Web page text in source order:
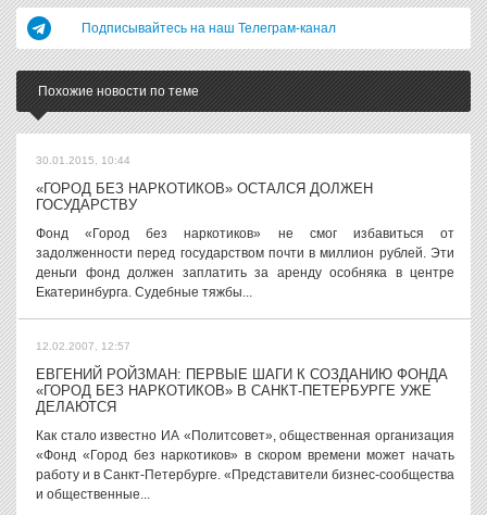
Подписывайтесь на наш Телеграм-канал
Похожие новости по теме
30.01.2015, 10:44
«ГОРОД БЕЗ НАРКОТИКОВ» ОСТАЛСЯ ДОЛЖЕН
ГОСУДАРСТВУ
Фонд «Город без наркотиков» не смог избавиться от
задолженности перед государством почти в миллион рублей. Эти
деньги фонд должен заплатить за аренду особняка в центре
Екатеринбурга. Судебные тяжбы...
12.02.2007, 12:57
ЕВГЕНИЙ РОЙЗМАН: ПЕРВЫЕ ШАГИ К СОЗДАНИЮ ФОНДА
«ГОРОД БЕЗ НАРКОТИКОВ» В САНКТ-ПЕТЕРБУРГЕ УЖЕ
ДЕЛАЮТСЯ
Как стало известно ИА «Политсовет», общественная организация
«Фонд «Город без наркотиков» в скором времени может начать
работу и в Санкт-Петербурге. «Представители бизнес-сообщества
и общественные...